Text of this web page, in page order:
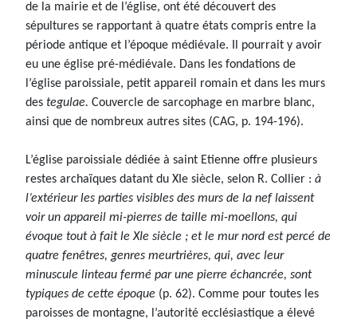
de la mairie et de l’église, ont été découvert des
sépultures se rapportant à quatre états compris entre la
période antique et l’époque médiévale. Il pourrait y avoir
eu une église pré-médiévale. Dans les fondations de
l’église paroissiale, petit appareil romain et dans les murs
des tegulae. Couvercle de sarcophage en marbre blanc,
ainsi que de nombreux autres sites (CAG, p. 194-196).
L’église paroissiale dédiée à saint Etienne offre plusieurs
restes archaïques datant du XIe siècle, selon R. Collier : à
l’extérieur les parties visibles des murs de la nef laissent
voir un appareil mi-pierres de taille mi-moellons, qui
évoque tout à fait le XIe siècle ; et le mur nord est percé de
quatre fenêtres, genres meurtrières, qui, avec leur
minuscule linteau fermé par une pierre échancrée, sont
typiques de cette époque (p. 62). Comme pour toutes les
paroisses de montagne, l’autorité ecclésiastique a élevé